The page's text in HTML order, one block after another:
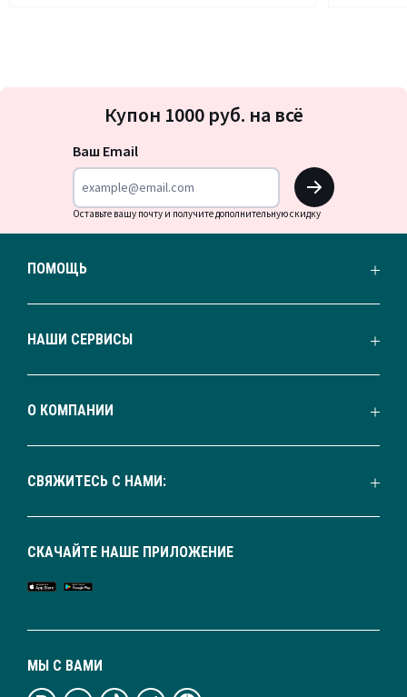
на
Купон 1000 руб. на всё
Ваш Email
OK
Оставьте вашу почту и получите дополнительную скидку
ПОМОЩЬ
НАШИ СЕРВИСЫ
О КОМПАНИИ
СВЯЖИТЕСЬ С НАМИ:
МЫ С ВАМИ
СКАЧАЙТЕ НАШЕ ПРИЛОЖЕНИЕ